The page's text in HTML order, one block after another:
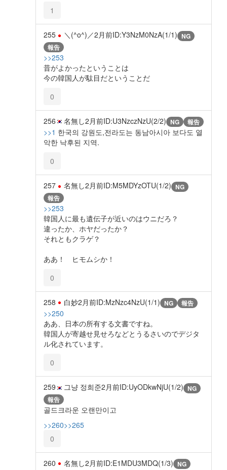
1
255 ＼(^o^)／2月前ID:Y3NzM0NzA(1/1) NG
報告
>>253
昔がよかったということは
今の韓国人が駄目だということだ
0
256 名無し2月前ID:U3NzczNzU(2/2) NG 報告
>>1 한국의 강원도,전라도는 동남아시아 보다도 열
악한 낙후된 지역.
0
257 名無し2月前ID:M5MDYzOTU(1/2) NG
報告
>>253
韓国人に最も遺伝子が近いのはウニだろ？
違ったか、ホヤだったか？
それともクラゲ？
ああ！ ヒモムシか！
0
258 白妙2月前ID:MzNzc4NzU(1/1) NG 報告
>>250
ああ、日本の所有する文書ですね。
韓国人が寄越せ見せろなどとうるさいのでデジタ
ル化されています。
0
259 그냥 정희준2月前ID:UyODkwNjU(1/2) NG
報告
골드크라운 오랜만이고
>>260>>265
0
260 名無し2月前ID:E1MDU3MDQ(1/3) NG